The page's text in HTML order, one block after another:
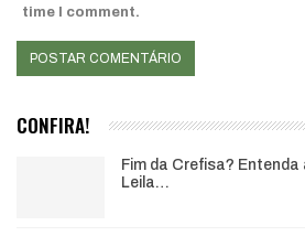
time I comment.
CONFIRA!
Fim da Crefisa?
Leila…